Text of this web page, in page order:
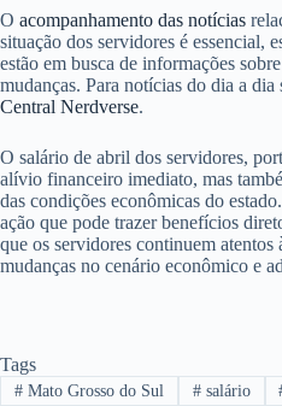
O acompanhamento das notícias
situação dos servidores é essencial,
estão em busca de informações
mudanças. Para notícias do dia a dia
Central Nerdverse.
O salário de abril dos servidores,
alívio financeiro imediato, mas
das condições econômicas do
ação que pode trazer benefícios
que os servidores continuem atentos
mudanças no cenário econômico e
Tags
#Mato Grosso do Sul #salário